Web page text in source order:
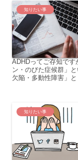
知りたい事
ADHDってご存知で
ン・のびた症候群」
欠陥・多動性障害」
知りたい事